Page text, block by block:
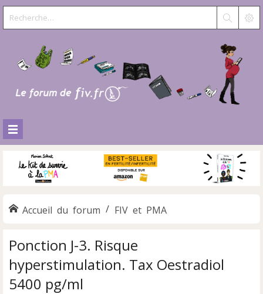
Accueil du forum FIV et PMA
Ponction J-3. Risque
hyperstimulation. Tax Oestradiol
5400 pg/ml